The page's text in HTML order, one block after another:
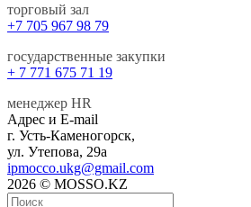
торговый зал
+7 705 967 98 79
государственные закупки
+ 7 771 675 71 19
менеджер HR
Адрес и E-mail
г. Усть-Каменогорск,
ул. Утепова, 29а
ipmocco.ukg@gmail.com
2026 © MOSSO.KZ